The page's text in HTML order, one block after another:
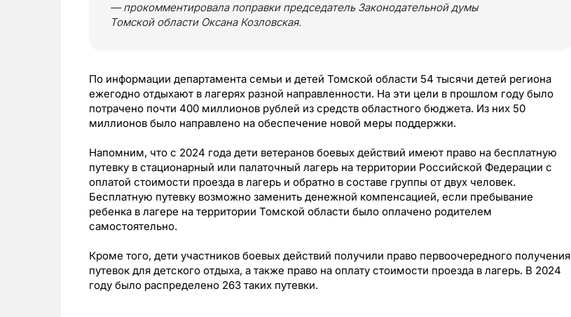
— прокомментировала поправки председатель Законодательной думы
Томской области Оксана Козловская.
По информации департамента семьи и детей Томской области 54 тысячи детей региона
ежегодно отдыхают в лагерях разной направленности. На эти цели в прошлом году было
потрачено почти 400 миллионов рублей из средств областного бюджета. Из них 50
миллионов было направлено на обеспечение новой меры поддержки.
Напомним, что с 2024 года дети ветеранов боевых действий имеют право на бесплатную
путевку в стационарный или палаточный лагерь на территории Российской Федерации с
оплатой стоимости проезда в лагерь и обратно в составе группы от двух человек.
Бесплатную путевку возможно заменить денежной компенсацией, если пребывание
ребенка в лагере на территории Томской области было оплачено родителем
самостоятельно.
Кроме того, дети участников боевых действий получили право первоочередного получения
путевок для детского отдыха, а также право на оплату стоимости проезда в лагерь. В 2024
году было распределено 263 таких путевки.